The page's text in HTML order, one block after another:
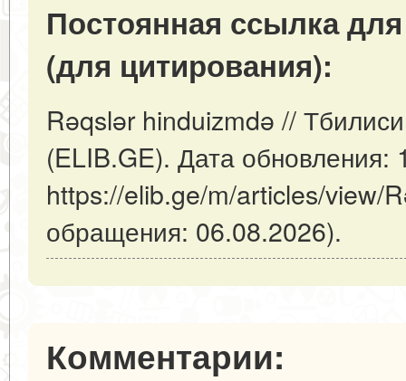
Постоянная ссылка
(для цитирования):
Rəqslər hinduizmdə //
(ELIB.GE). Дата обновления:
https://elib.ge/m/articles/view/
обращения: 06.08.2026).
Комментарии: